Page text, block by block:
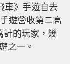
車》手遊自去
遊營收第二高
計的玩家，幾
之一。